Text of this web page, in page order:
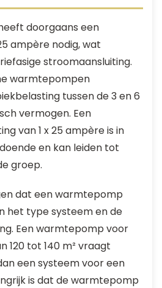
doorgaans een
ampère nodig, wat
stroomaansluiting.
warmtepompen
tussen de 3 en 6
vermogen. Een
van 1 x 25 ampère is in
en kan leiden tot
groep.
dat een warmtepomp
het type systeem en de
Een warmtepomp voor
120 tot 140 m² vraagt
een systeem voor een
is dat de warmtepomp